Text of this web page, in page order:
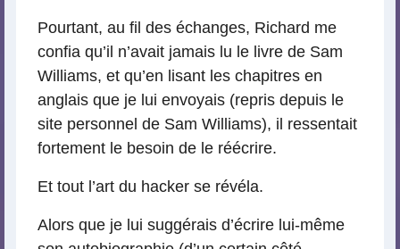
Pourtant, au fil des échanges, Richard me
confia qu’il n’avait jamais lu le livre de Sam
Williams, et qu’en lisant les chapitres en
anglais que je lui envoyais (repris depuis le
site personnel de Sam Williams), il ressentait
fortement le besoin de le réécrire.
Et tout l’art du hacker se révéla.
Alors que je lui suggérais d’écrire lui-même